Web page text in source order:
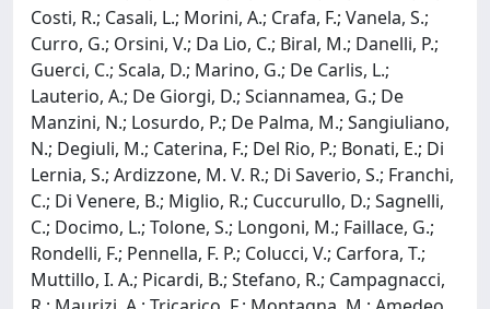
Costi, R.; Casali, L.; Morini, A.; Crafa, F.; Vanela, S.;
Curro, G.; Orsini, V.; Da Lio, C.; Biral, M.; Danelli, P.;
Guerci, C.; Scala, D.; Marino, G.; De Carlis, L.;
Lauterio, A.; De Giorgi, D.; Sciannamea, G.; De
Manzini, N.; Losurdo, P.; De Palma, M.; Sangiuliano,
N.; Degiuli, M.; Caterina, F.; Del Rio, P.; Bonati, E.; Di
Lernia, S.; Ardizzone, M. V. R.; Di Saverio, S.; Franchi,
C.; Di Venere, B.; Miglio, R.; Cuccurullo, D.; Sagnelli,
C.; Docimo, L.; Tolone, S.; Longoni, M.; Faillace, G.;
Rondelli, F.; Pennella, F. P.; Colucci, V.; Carfora, T.;
Muttillo, I. A.; Picardi, B.; Stefano, R.; Campagnacci,